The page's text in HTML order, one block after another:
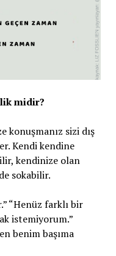
midir?
konuşmanız sizi dış
Kendi kendine
kendinize olan
sokabilir.
“Henüz farklı bir
istemiyorum.”
benim başıma